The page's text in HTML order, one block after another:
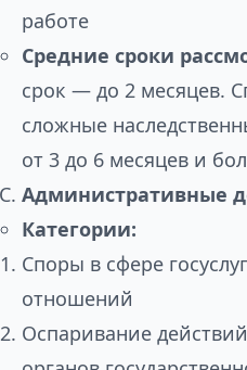
работе
Средние сроки
срок — до 2 месяцев.
сложные
от 3 до 6 месяцев и
Административные
Категории:
Споры в сфере
отношений
Оспаривание